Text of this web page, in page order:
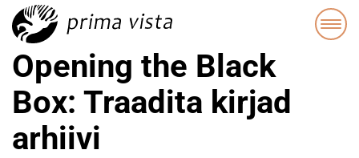
Opening the Black
Box: Traadita kirjad
arhiivi